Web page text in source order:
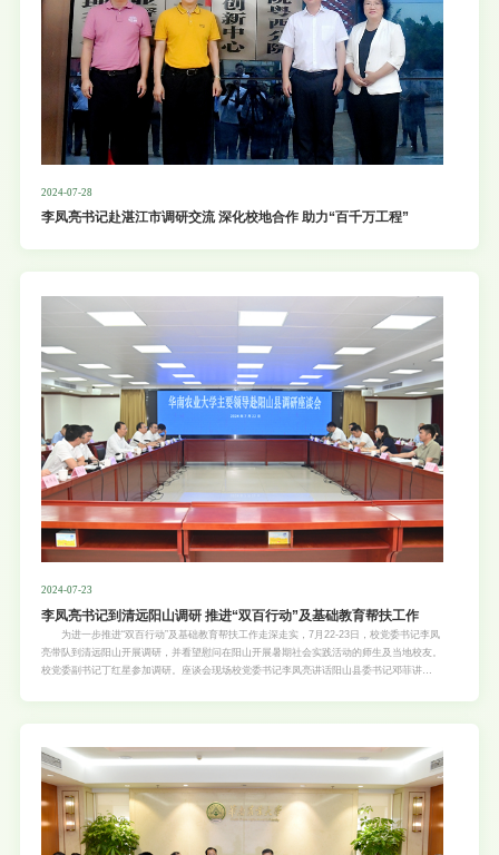
2024-07-28
李凤亮书记赴湛江市调研交流 深化校地合作 助力“百千万工程”
2024-07-23
李凤亮书记到清远阳山调研 推进“双百行动”及基础教育帮扶工作
为进一步推进“双百行动”及基础教育帮扶工作走深走实，7月22-23日，校党委书记李凤
亮带队到清远阳山开展调研，并看望慰问在阳山开展暑期社会实践活动的师生及当地校友。
校党委副书记丁红星参加调研。座谈会现场校党委书记李凤亮讲话阳山县委书记邓菲讲
才培养等方面为阳山做出的贡献表示感谢，并介绍了阳山在县域经济和基础教育教学等方面
的下一步工作计划，希望校地双方把握“双百行动”契机，加强联动、创新合作，做好结对共
建，加快推动阳山“百千万工程”和高质量发展。 李凤亮表示，作为华南地区唯一的农林
类国家“双一流”建设高校，华农充分发挥学校特色优势，全力服务“百千万工程”，并牵头成
立了广东省“双百行动”乡村产业发展高校联盟，助力广东高质量发展。与阳山县签订“双百行
动”协议和基础教